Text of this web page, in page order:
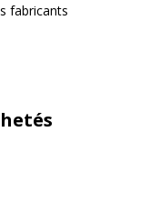
fabricants